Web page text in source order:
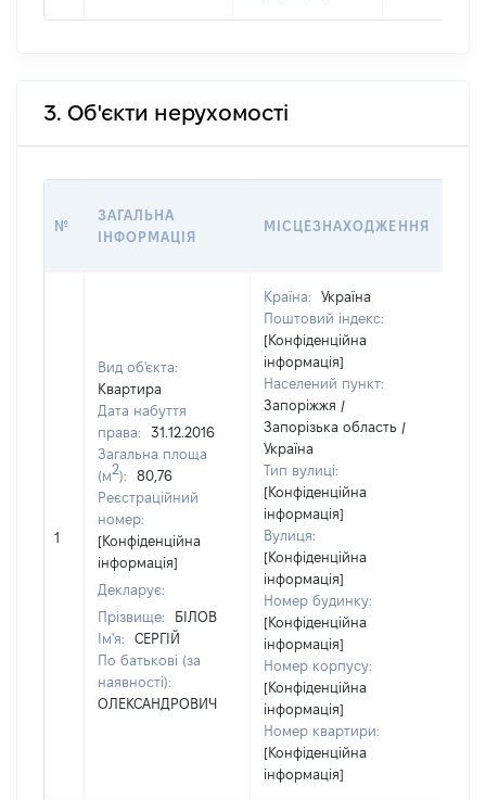
3. Об'єкти нерухомості
№
ЗАГАЛЬНА
ІНФОРМАЦІЯ
МІСЦЕЗНАХОДЖЕННЯ
1
Вид об'єкта:
Квартира
Дата набуття
права:
31.12.2016
Загальна площа
(м2):
80,76
Реєстраційний
номер:
[Конфіденційна
інформація]
Декларує:
Прізвище:
БІЛОВ
Ім'я:
СЕРГІЙ
По батькові (за
наявності):
ОЛЕКСАНДРОВИЧ
Країна:
Україна
Поштовий індекс:
[Конфіденційна
інформація]
Населений пункт:
Запоріжжя /
Запорізька область /
Україна
Тип вулиці:
[Конфіденційна
інформація]
Вулиця:
[Конфіденційна
інформація]
Номер будинку:
[Конфіденційна
інформація]
Номер корпусу:
[Конфіденційна
інформація]
Номер квартири:
[Конфіденційна
інформація]